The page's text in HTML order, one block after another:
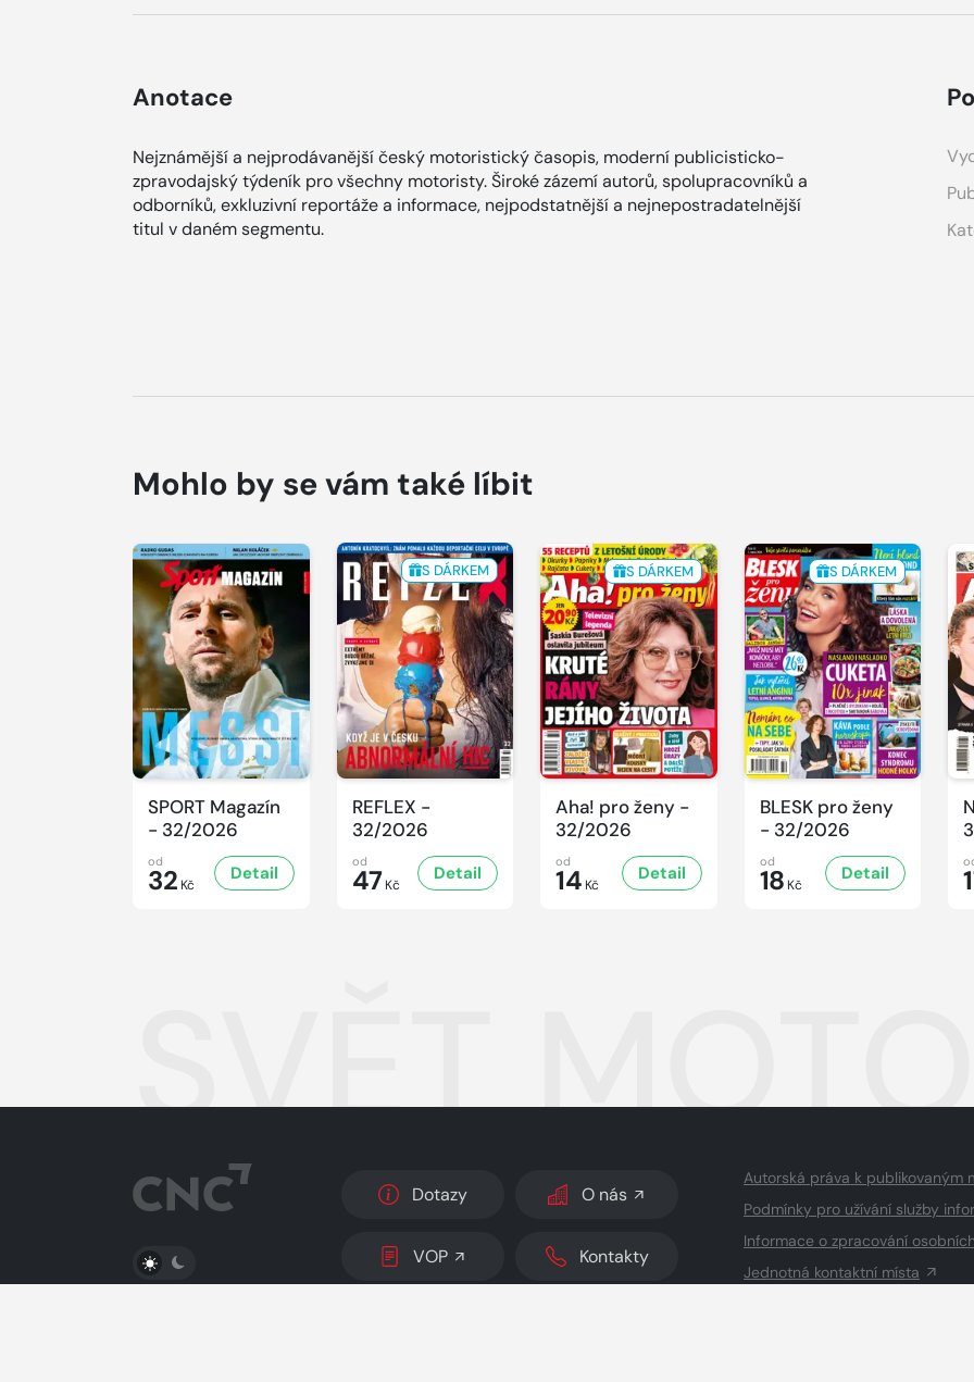
Anotace
Nejznámější a nejprodávanější český motoristický časopis, moderní publicisticko-
zpravodajský týdeník pro všechny motoristy. Široké zázemí autorů, spolupracovníků a
odborníků, exkluzivní reportáže a informace, nejpodstatnější a nejnepostradatelnější
titul v daném segmentu.
Mohlo by se vám také líbit
SPORT Magazín
- 32/2026
od
32 Kč
Detail
S DÁRKEM
REFLEX -
32/2026
od
47 Kč
Detail
S DÁRKEM
Aha! pro ženy -
32/2026
od
14 Kč
Detail
S DÁRKEM
BLESK pro ženy
- 32/2026
od
18 Kč
Detail
SVĚT
PŘEPNOUT SVĚTLÝ/TMAVÝ REŽIM
Dotazy O nás
VOP Kontakty
Autorská práva k publikovaným
Podmínky pro užívání služby
Informace o zpracování
Jednotná kontaktní místa